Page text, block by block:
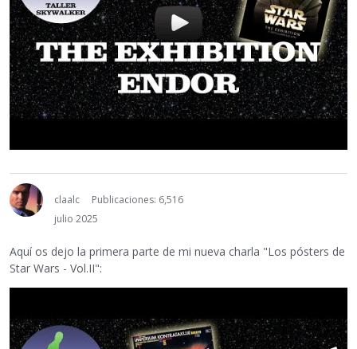
claalc
Publicaciones: 6,516
julio 2025
Aquí os dejo la primera parte de mi nueva charla "Los pósters de
Star Wars - Vol.II":